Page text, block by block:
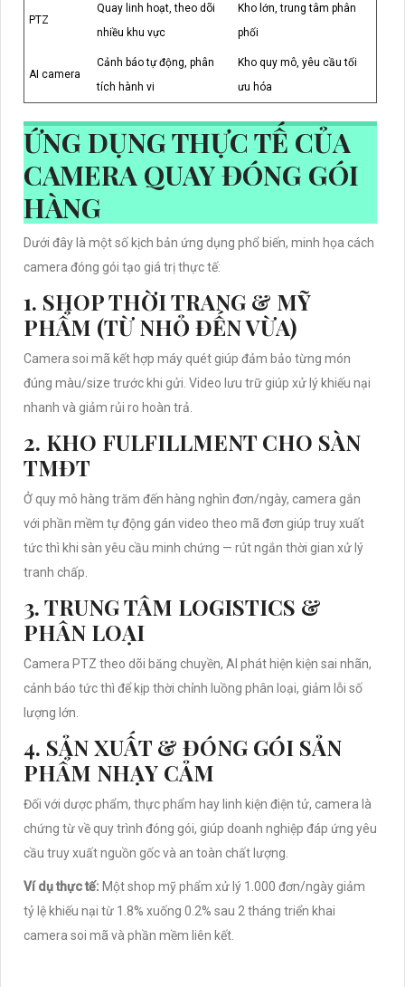
PTZ
Quay linh hoạt, theo dõi
nhiều khu vực
Kho lớn, trung tâm phân
phối
AI camera
Cảnh báo tự động, phân
tích hành vi
Kho quy mô, yêu cầu tối
ưu hóa
ỨNG DỤNG THỰC TẾ CỦA
CAMERA QUAY ĐÓNG GÓI
HÀNG
Dưới đây là một số kịch bản ứng dụng phổ biến, minh họa cách
camera đóng gói tạo giá trị thực tế:
1. SHOP THỜI TRANG & MỸ
PHẨM (TỪ NHỎ ĐẾN VỪA)
Camera soi mã kết hợp máy quét giúp đảm bảo từng món
đúng màu/size trước khi gửi. Video lưu trữ giúp xử lý khiếu nại
nhanh và giảm rủi ro hoàn trả.
2. KHO FULFILLMENT CHO SÀN
TMĐT
Ở quy mô hàng trăm đến hàng nghìn đơn/ngày, camera gắn
với phần mềm tự động gán video theo mã đơn giúp truy xuất
tức thì khi sàn yêu cầu minh chứng — rút ngắn thời gian xử lý
tranh chấp.
3. TRUNG TÂM LOGISTICS &
PHÂN LOẠI
Camera PTZ theo dõi băng chuyền, AI phát hiện kiện sai nhãn,
cảnh báo tức thì để kịp thời chỉnh luồng phân loại, giảm lỗi số
lượng lớn.
4. SẢN XUẤT & ĐÓNG GÓI SẢN
PHẨM NHẠY CẢM
Đối với dược phẩm, thực phẩm hay linh kiện điện tử, camera là
chứng từ về quy trình đóng gói, giúp doanh nghiệp đáp ứng yêu
cầu truy xuất nguồn gốc và an toàn chất lượng.
Ví dụ thực tế: Một shop mỹ phẩm xử lý 1.000 đơn/ngày giảm
tỷ lệ khiếu nại từ 1.8% xuống 0.2% sau 2 tháng triển khai
camera soi mã và phần mềm liên kết.